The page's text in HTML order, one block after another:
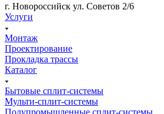
г. Новороссийск ул. Советов 2/6
Услуги
Монтаж
Проектирование
Прокладка трассы
Каталог
Бытовые сплит-системы
Мульти-сплит-системы
Полупромышленные сплит-системы